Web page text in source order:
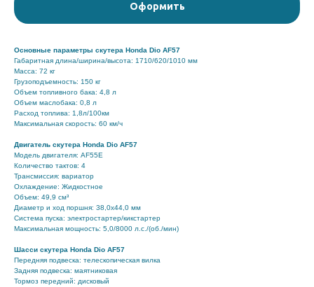
Оформить
Основные параметры скутера Honda Dio AF57
Габаритная длина/ширина/высота: 1710/620/1010 мм
Масса: 72 кг
Грузоподъемность: 150 кг
Объем топливного бака: 4,8 л
Объем маслобака: 0,8 л
Расход топлива: 1,8л/100км
Максимальная скорость: 60 км/ч
Двигатель скутера Honda Dio AF57
Модель двигателя: AF55E
Количество тактов: 4
Трансмиссия: вариатор
Охлаждение: Жидкостное
Объем: 49,9 см³
Диаметр и ход поршня: 38,0х44,0 мм
Система пуска: электростартер/кикстартер
Максимальная мощность: 5,0/8000 л.с./(об./мин)
Шасси скутера Honda Dio AF57
Передняя подвеска: телескопическая вилка
Задняя подвеска: маятниковая
Тормоз передний: дисковый